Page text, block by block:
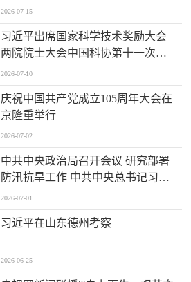
开幕式并发表主旨讲话
2026-07-15
习近平出席国家科学技术奖励大会
两院院士大会中国科协第十一次全
国代表大会并发表重要讲话
2026-07-10
庆祝中国共产党成立105周年大会在
京隆重举行
2026-07-02
中共中央政治局召开会议 研究部署
防汛抗旱工作 中共中央总书记习近
平主持会议
2026-07-01
习近平在山东德州考察
2026-06-25